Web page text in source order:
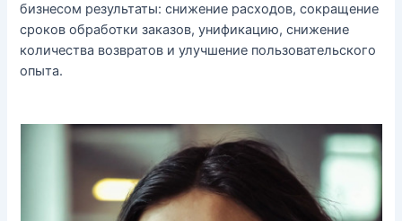
бизнесом результаты: снижение расходов, сокращение
сроков обработки заказов, унификацию, снижение
количества возвратов и улучшение пользовательского
опыта.